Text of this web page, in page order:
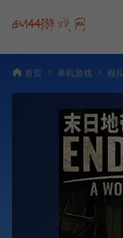
首页 单机游戏 模